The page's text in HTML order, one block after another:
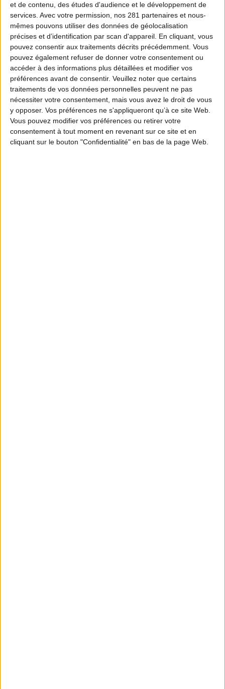
et de contenu, des études d'audience et le développement de
services. Avec votre permission, nos 281 partenaires et nous-
mêmes pouvons utiliser des données de géolocalisation
précises et d’identification par scan d'appareil. En cliquant, vous
pouvez consentir aux traitements décrits précédemment. Vous
pouvez également refuser de donner votre consentement ou
accéder à des informations plus détaillées et modifier vos
préférences avant de consentir. Veuillez noter que certains
traitements de vos données personnelles peuvent ne pas
nécessiter votre consentement, mais vous avez le droit de vous
y opposer. Vos préférences ne s'appliqueront qu’à ce site Web.
Vous pouvez modifier vos préférences ou retirer votre
consentement à tout moment en revenant sur ce site et en
cliquant sur le bouton "Confidentialité" en bas de la page Web.